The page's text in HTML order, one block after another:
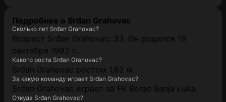
Подробнее о Srđan Grahovac
Сколько лет Srđan Grahovac?
Возраст Srđan Grahovac: 33. Он родился 19
сентября 1992 г..
Какого роста Srđan Grahovac?
Srđan Grahovac ростом 1,82 м.
За какую команду играет Srđan Grahovac?
Srđan Grahovac играет за FK Borac Banja Luka.
Откуда Srđan Grahovac?